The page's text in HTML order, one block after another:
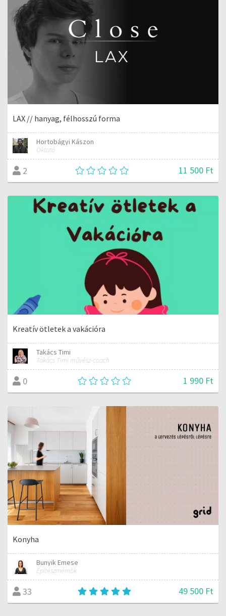
LAX // hanyag, félhosszú forma
Hortobágyi Kászon
Oktató
2 11 500 Ft
Kreatív ötletek a vakációra
Takács Timi
Takács Timi művész-coach
0 1 990 Ft
Konyha
Bunyik Emese
Építészmérnök
33 49 500 Ft